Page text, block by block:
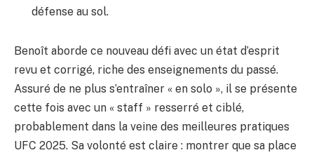
défense au sol.
Benoît aborde ce nouveau défi avec un état d’esprit
revu et corrigé, riche des enseignements du passé.
Assuré de ne plus s’entraîner « en solo », il se présente
cette fois avec un « staff » resserré et ciblé,
probablement dans la veine des meilleures pratiques
UFC 2025. Sa volonté est claire : montrer que sa place